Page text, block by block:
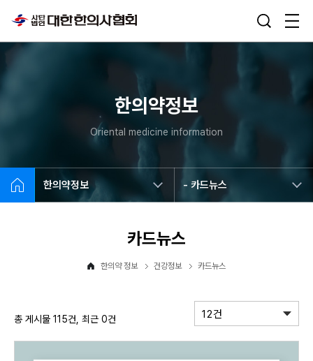
한의약정보
Oriental medicine information
한의약정보 - 카드뉴스
카드뉴스
한의약 정보 건강정보 카드뉴스
총 게시물 115건, 최근 0건 12건